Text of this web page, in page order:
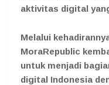
aktivitas digital
Melalui
MoraRepublic
untuk menjadi
digital Indonesia